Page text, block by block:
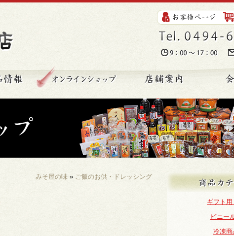
時
商品情報 オンラインショップ 店舗案内
みそ屋の味 » ご飯のお供・ドレッシング
ギフト
ビニー
冷凍商